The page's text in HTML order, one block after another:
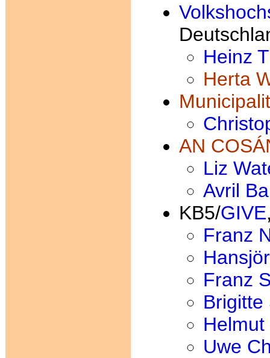
Heinz
Herta
AN
Liz
Avril
KB5/GIVE
Franz
Franz
Brigitte
Uwe